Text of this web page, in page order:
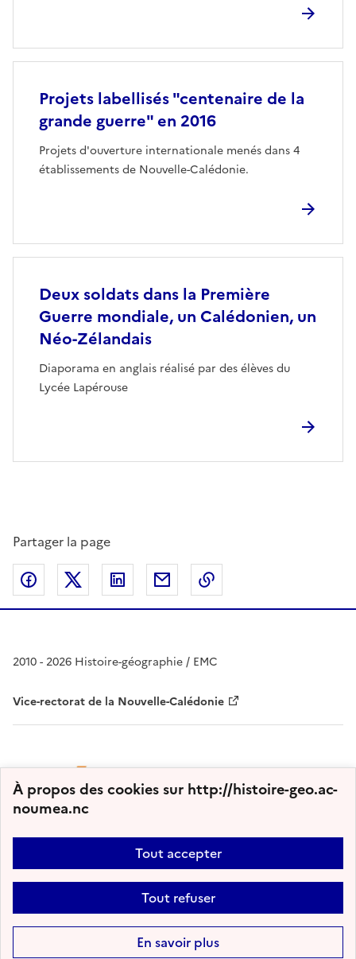
À propos des cookies sur http://histoire-geo.ac-
noumea.nc
Tout accepter
Tout refuser
En savoir plus
Projets labellisés "centenaire de la
grande guerre" en 2016
Projets d'ouverture internationale menés dans 4
établissements de Nouvelle-Calédonie.
Deux soldats dans la Première
Guerre mondiale, un Calédonien, un
Néo-Zélandais
Diaporama en anglais réalisé par des élèves du
Lycée Lapérouse
Partager la page
Partager sur Facebook
Partager sur Twitter
Partager sur LinkedIn
Partager par email
2010 - 2026 Histoire-géographie / EMC
Vice-rectorat de la Nouvelle-Calédonie
Plan du site Nous contacter
Accessibilité : partiellement conforme
Gestion des cookies
Paramètres d'affichage
Flux RSS